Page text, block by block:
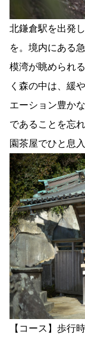
北鎌倉駅を出発
を。境内にある
模湾が眺められ
く森の中は、緩
エーション豊か
であることを忘
園茶屋でひと息入
【コース】歩行